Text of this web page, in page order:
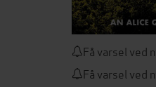
Få varsel ved
Få varsel ved